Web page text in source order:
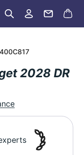
2028 DR